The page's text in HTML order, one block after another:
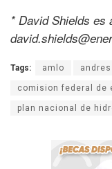
* David Shields es
Tags: amlo
comision federal de
plan nacional de